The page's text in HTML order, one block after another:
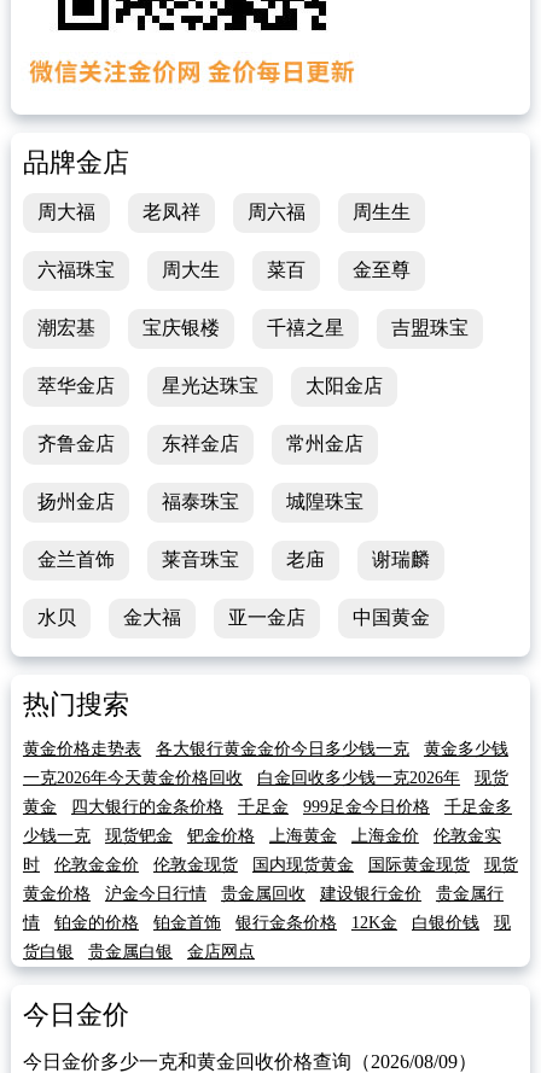
品牌金店
周大福 老凤祥 周六福 周生生
六福珠宝 周大生 菜百 金至尊
潮宏基 宝庆银楼 千禧之星 吉盟珠宝
萃华金店 星光达珠宝 太阳金店
齐鲁金店 东祥金店 常州金店
扬州金店 福泰珠宝 城隍珠宝
金兰首饰 莱音珠宝 老庙 谢瑞麟
水贝 金大福 亚一金店 中国黄金
热门搜索
黄金价格走势表 各大银行黄金金价今日多少钱一克
黄金多少钱
一克2026年今天黄金价格回收
白金回收多少钱一克2026年
现货
黄金
四大银行的金条价格 千足金 999足金今日价格
千足金多
少钱一克
现货钯金 钯金价格 上海黄金 上海金价
伦敦金实
时
伦敦金金价 伦敦金现货 国内现货黄金 国际黄金现货
现货
黄金价格
沪金今日行情 贵金属回收 建设银行金价
贵金属行
情
铂金的价格 铂金首饰 银行金条价格 12K金 白银价钱
现
货白银
贵金属白银 金店网点
今日金价
今日金价多少一克和黄金回收价格查询（2026/08/09）